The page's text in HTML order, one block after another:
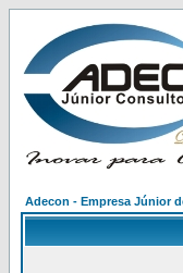
Adecon - Empresa Júnior